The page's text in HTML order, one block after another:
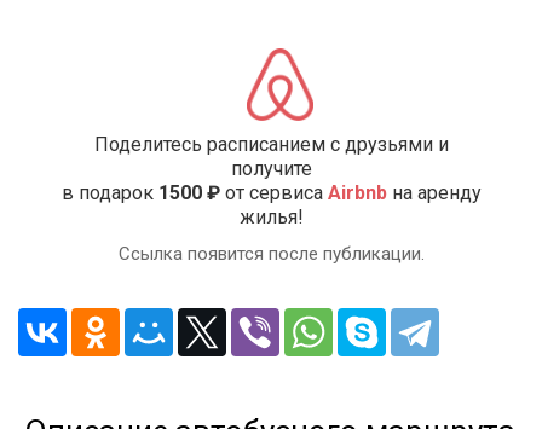
Поделитесь расписанием с друзьями и
получите
в подарок 1500 ₽от сервиса Airbnbна аренду
жилья!
Ссылка появится после публикации.